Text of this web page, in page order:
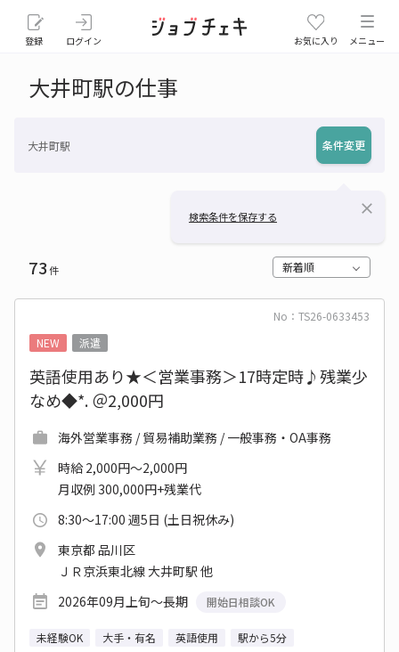
登録 ログイン お気に入り メニュー
大井町駅の仕事
大井町駅 条件変更
検索条件を保存する close
73件 新着順
No：TS26-0633453
NEW
派遣
英語使用あり★＜営業事務＞17時定時♪残業少
なめ◆*. ＠2,000円
海外営業事務 / 貿易補助業務 / 一般事務・OA事務
時給 2,000円～2,000円
月収例 300,000円+残業代
8:30～17:00 週5日 (土日祝休み)
東京都 品川区
ＪＲ京浜東北線 大井町駅 他
2026年09月上旬～長期
開始日相談OK
未経験OK 大手・有名 英語使用
駅から5分